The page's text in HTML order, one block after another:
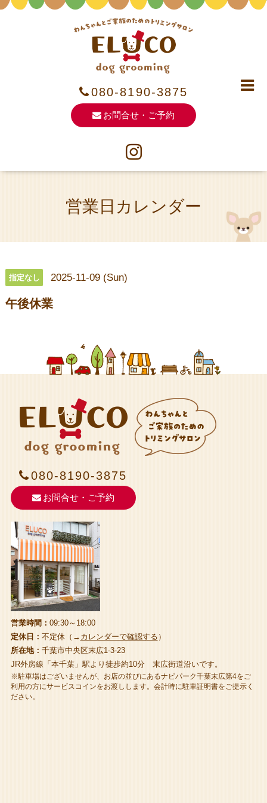
080-8190-3875
お問合せ・ご予約
営業日カレンダー
指定なし 2025-11-09 (Sun)
午後休業
080-8190-3875
お問合せ・ご予約
営業時間： 09:30～18:00
定休日： 不定休（→ カレンダーで確認する ）
所在地： 千葉市中央区末広1-3-23
JR外房線「本千葉」駅より徒歩約10分 末広街道沿いです。
※駐車場はございませんが、お店の並びにあるナビパーク千葉末広第4をご
利用の方にサービスコインをお渡しします。会計時に駐車証明書をご提示く
ださい。